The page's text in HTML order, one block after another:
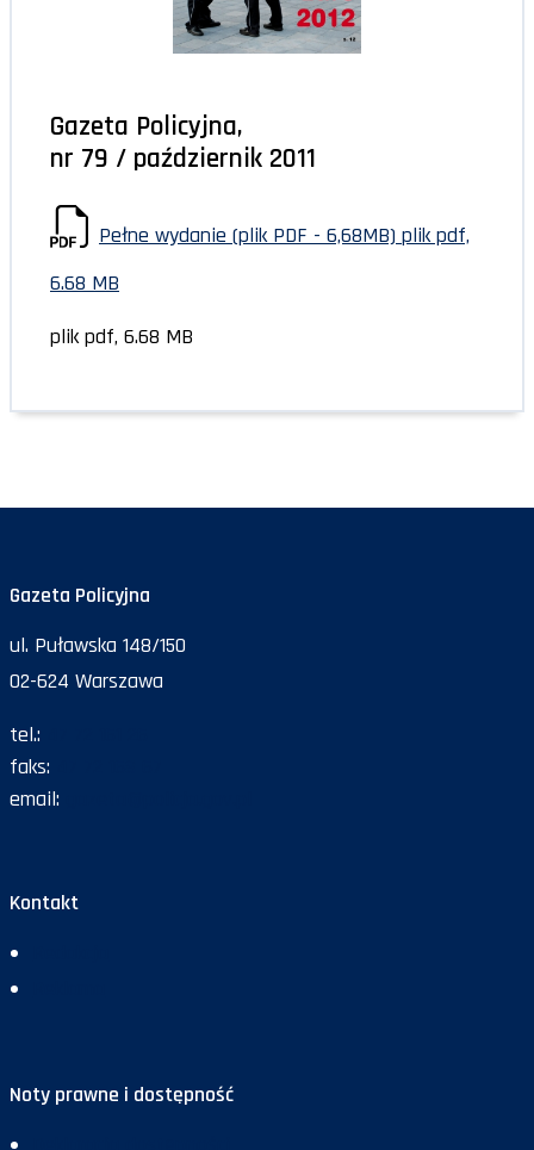
Gazeta Policyjna,
nr 79 / październik 2011
Pełne wydanie (plik PDF - 6,68MB) plik pdf,
6.68 MB
plik pdf, 6.68 MB
Gazeta Policyjna
ul. Puławska 148/150
02-624 Warszawa
tel.:
faks:
email:
Kontakt
Noty prawne i dostępność